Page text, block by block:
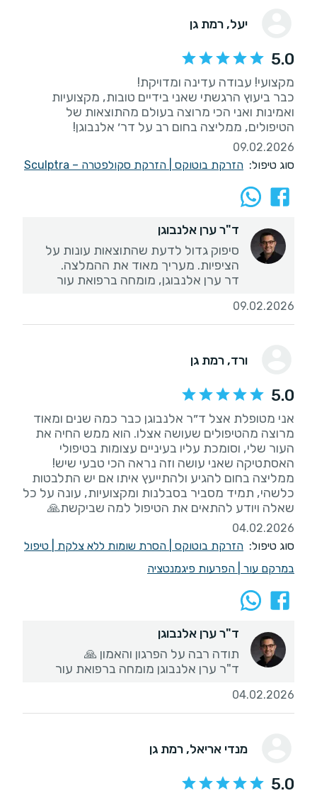
יעל, רמת גן
5.0
כבר ביעוץ הרגשתי שאני בידיים טובות, מקצועיות
ואמינות ואני הכי מרוצה בעולם מהתוצאות של
הטיפולים, ממליצה בחום רב על דר׳ אלנבוגן!
09.02.2026
סוג טיפול: הזרקת בוטוקס הזרקת סקולפטרה – Sculptra
ד"ר ערן אלנבוגן
סיפוק גדול לדעת שהתוצאות עונות על
דר ערן אלנבוגן, מומחה ברפואת עור
09.02.2026
ורד, רמת גן
5.0
אני מטופלת אצל ד״ר אלנבוגן כבר כמה שנים ומאוד
מרוצה מהטיפולים שעושה אצלו. הוא ממש החיה את
העור שלי, וסומכת עליו בעיניים עצומות בטיפולי
ממליצה בחום להגיע ולהתייעץ איתו אם יש התלבטות
כלשהי, תמיד מסביר בסבלנות ומקצועיות, עונה על כל
שאלה ויודע להתאים את הטיפול למה שביקשת🙏
04.02.2026
סוג טיפול: הזרקת בוטוקס הסרת שומות ללא צלקת
טיפול
במרקם עור
הפרעות פיגמנטציה
ד"ר ערן אלנבוגן
ד"ר ערן אלנבוגן מומחה ברפואת עור
04.02.2026
מנדי אריאל, רמת גן
5.0